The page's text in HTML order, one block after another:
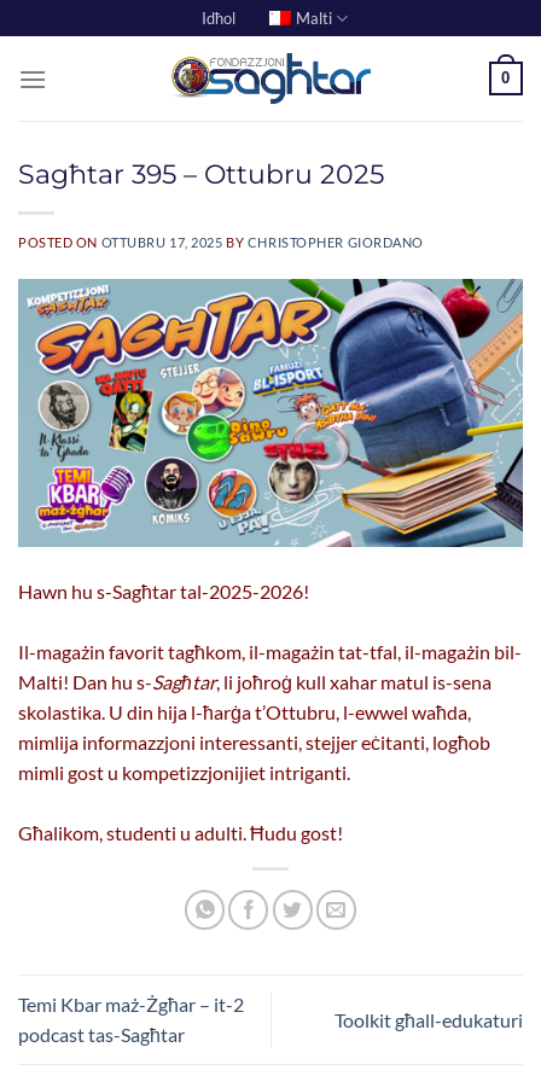
to
content
Idħol Malti
0
Sagħtar 395 – Ottubru 2025
POSTED ON OTTUBRU 17, 2025 BY CHRISTOPHER GIORDANO
Hawn hu s-Sagħtar tal-2025-2026!
Il-magażin favorit tagħkom, il-magażin tat-tfal, il-magażin bil-
Malti! Dan hu s-Sagħtar, li joħroġ kull xahar matul is-sena
skolastika. U din hija l-ħarġa t’Ottubru, l-ewwel waħda,
mimlija informazzjoni interessanti, stejjer eċitanti, logħob
mimli gost u kompetizzjonijiet intriganti.
Għalikom, studenti u adulti. Ħudu gost!
Temi Kbar maż-Żgħar – it-2
podcast tas-Sagħtar
Toolkit għall-edukaturi